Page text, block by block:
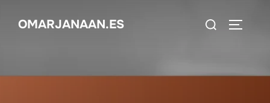
OMARJANAAN.ES
Search